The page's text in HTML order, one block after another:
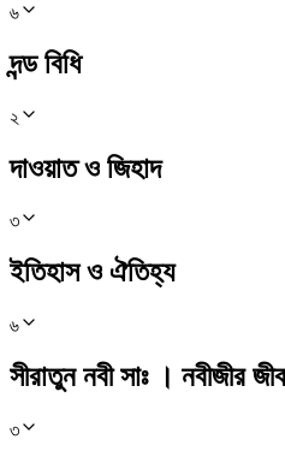
৬
দন্ড বিধি
২
দাওয়াত ও জিহাদ
৩
ইতিহাস ও ঐতিহ্য
৬
সীরাতুন নবী সাঃ । নবীজীর
৩